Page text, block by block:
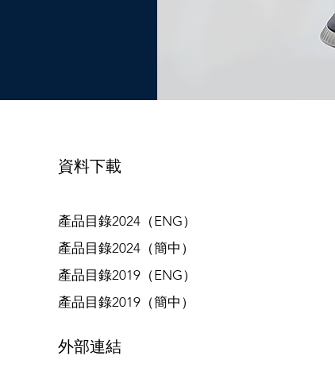
資料下載
產品目錄2024（ENG）
產品目錄2024（簡中）
產品目錄2019（ENG）
產品目錄2019（簡中）
​外部連結